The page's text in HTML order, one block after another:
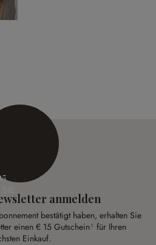
anmelden
bestätigt haben, erhalten Sie
einen € 15 Gutschein¹ für Ihren
Einkauf.